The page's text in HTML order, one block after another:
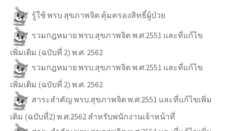
รู้ใช้ พรบ สุขภาพจิต คุ้มครองสิทธิ์ผู้ป่วย
รวมกฎหมาย พรบ.สุขภาพจิต พ.ศ.2551 และที่แก้ไข
เพิ่มเติม (ฉบับที่ 2) พ.ศ. 2562
รวมกฎหมาย พรบ.สุขภาพจิต พ.ศ.2551 และที่แก้ไข
เพิ่มเติม (ฉบับที่ 2) พ.ศ. 2562
สาระสำคัญ พรบ.สุขภาพจิต พ.ศ.2551 และที่แก้ไขเพิ่ม
เติม (ฉบับที่2) พ.ศ.2562 สำหรับพนักงานเจ้าหน้าที่